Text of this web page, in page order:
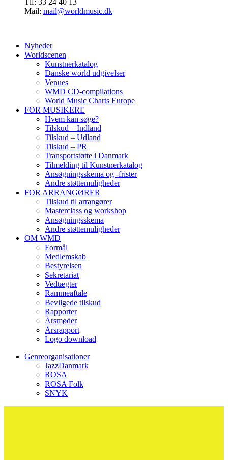
Mail: mail@worldmusic.dk
Nyheder
Worldscenen
Kunstnerkatalog
Danske world udgivelser
Venues
WMD CD-compilations
World Music Charts Europe
FOR MUSIKERE
Hvem kan søge?
Tilskud – Indland
Tilskud – Udland
Tilskud – PR
Transportstøtte i Danmark
Tilmelding til Kunstnerkatalog
Ansøgningsskema og -frister
Andre støttemuligheder
FOR ARRANGØRER
Tilskud til arrangører
Masterclass og workshop
Ansøgningsskema
Andre støttemuligheder
OM WMD
Formål
Medlemskab
Bestyrelsen
Sekretariat
Vedtægter
Rammeaftale
Bevilgede tilskud
Rapporter
Årsmøder
Årsrapport
Logo download
Genreorganisationer
JazzDanmark
ROSA
ROSA Folk
SNYK